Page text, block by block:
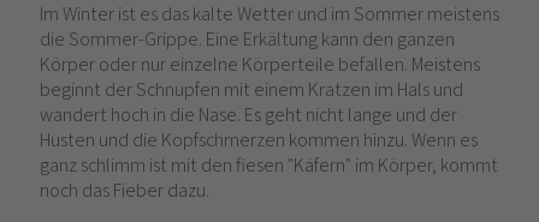
Im Winter ist es das kalte Wetter und im Sommer meistens
die Sommer-Grippe. Eine Erkältung kann den ganzen
Körper oder nur einzelne Körperteile befallen. Meistens
beginnt der Schnupfen mit einem Kratzen im Hals und
wandert hoch in die Nase. Es geht nicht lange und der
Husten und die Kopfschmerzen kommen hinzu. Wenn es
ganz schlimm ist mit den fiesen "Käfern" im Körper, kommt
noch das Fieber dazu.